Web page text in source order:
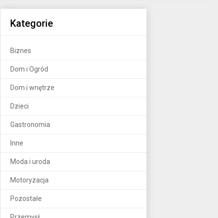
Kategorie
Biznes
Dom i Ogród
Dom i wnętrze
Dzieci
Gastronomia
Inne
Moda i uroda
Motoryzacja
Pozostałe